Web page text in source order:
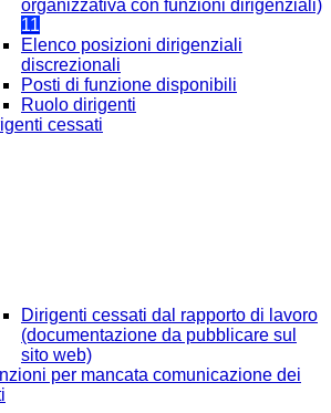
organizzativa con funzioni dirigenziali)
11
Elenco posizioni dirigenziali
discrezionali
Posti di funzione disponibili
Ruolo dirigenti
cessati
Dirigenti cessati dal rapporto di lavoro
(documentazione da pubblicare sul
sito web)
per mancata comunicazione dei